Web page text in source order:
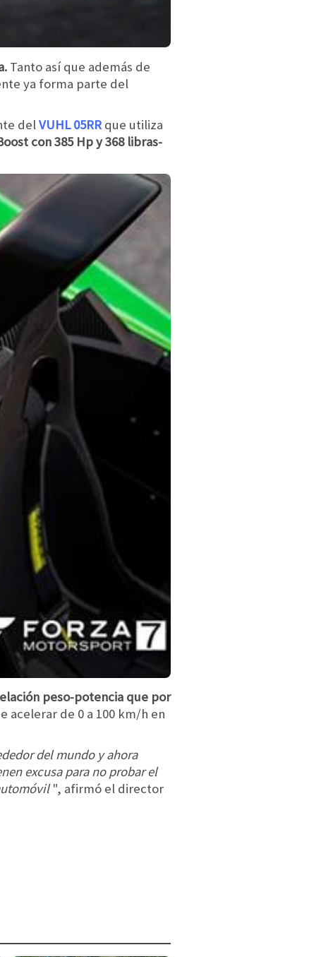
Tanto así que además de
ya forma parte del
delVUHL 05RRque utiliza
con 385 Hp y 368 libras-
peso-potencia que por
acelerar de 0 a 100 km/h en
del mundo y ahora
excusa para no probar el
", afirmó el director